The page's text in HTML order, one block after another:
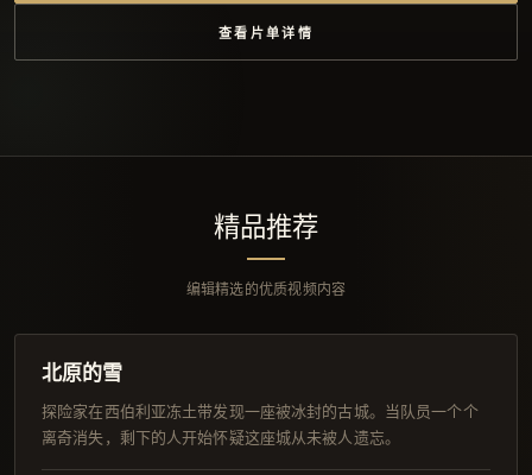
查看片单详情
精品推荐
编辑精选的优质视频内容
IMAX
北原的雪
探险家在西伯利亚冻土带发现一座被冰封的古城。当队员一个个
离奇消失，剩下的人开始怀疑这座城从未被人遗忘。